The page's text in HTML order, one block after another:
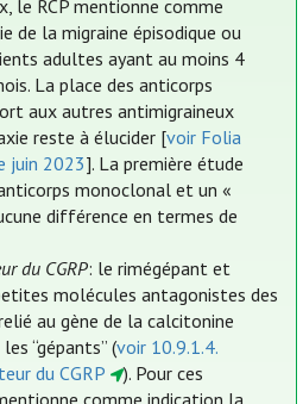
le RCP mentionne comme
de la migraine épisodique ou
adultes ayant au moins 4
La place des anticorps
aux autres antimigraineux
reste à élucider [voir Folia
juin 2023]. La première étude
monoclonal et un «
différence en termes de
du CGRP: le rimégépant et
molécules antagonistes des
au gène de la calcitonine
“gépants” (voir 10.9.1.4.
du CGRP
). Pour ces